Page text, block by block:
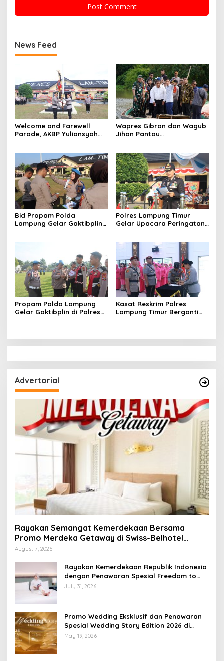
News Feed
Welcome and Farewell
Parade, AKBP Yuliansyah
Wapres Gibran dan Wagub
Jihan Pantau
Konektivitas Antarwilayah
Bid Propam Polda
Lampung Gelar Gaktibplin
Polres Lampung Timur
Gelar Upacara Peringatan
Propam Polda Lampung
Gelar Gaktibplin di Polres
Kasat Reskrim Polres
Lampung Timur Berganti
Advertorial
Rayakan Semangat Kemerdekaan Bersama
Promo Merdeka Getaway di Swiss-Belhotel
Lampung
August 7, 2026
Rayakan Kemerdekaan Republik Indonesia
dengan Penawaran Spesial Freedom to
Relax di Holiday Inn Lampung Bukit Randu
July 31, 2026
Promo Wedding Eksklusif dan Penawaran
Spesial Wedding Story Edition 2026 di
Swiss-Belhotel Lampung
May 19, 2026